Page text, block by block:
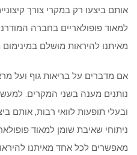
אותם ביצעו רק במקרי צורך
למאוד פופולאריים בחברה
מאיתנו להיראות מושלם
אם מדברים על בריאות גוף ועל
נותנים מענה בשני המקרים.
ובעלי תופעות לוואי רבות, אותם
ניתוחי שאיבת שומן למאוד
מאפשרים לכל אחד מאיתנו